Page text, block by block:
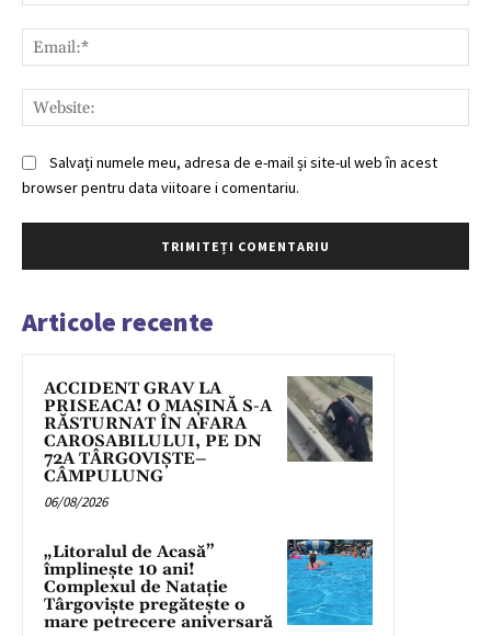
Salvați numele meu, adresa de e-mail și site-ul web în acest
browser pentru data viitoare i comentariu.
Articole recente
ACCIDENT GRAV LA
PRISEACA! O MAȘINĂ S-A
RĂSTURNAT ÎN AFARA
CAROSABILULUI, PE DN
72A TÂRGOVIȘTE–
CÂMPULUNG
06/08/2026
„Litoralul de Acasă”
împlinește 10 ani!
Complexul de Natație
Târgoviște pregătește o
mare petrecere aniversară